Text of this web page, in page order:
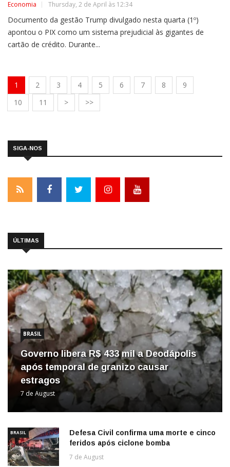
Economia Thursday, 2 de April às 12:34
Documento da gestão Trump divulgado nesta quarta (1º)
apontou o PIX como um sistema prejudicial às gigantes de
cartão de crédito. Durante...
1 2 3 4 5 6 7 8
9
10
11 > >>
SIGA-NOS
ÚLTIMAS
BRASIL
Governo libera R$ 433 mil a Deodápolis
após temporal de granizo causar
estragos
7 de August
BRASIL
Defesa Civil confirma uma morte e cinco
feridos após ciclone bomba
7 de August